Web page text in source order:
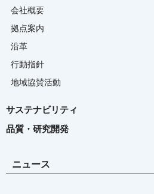
会社概要
拠点案内
沿革
行動指針
地域協賛活動
サステナビリティ
品質・研究開発
ニュース